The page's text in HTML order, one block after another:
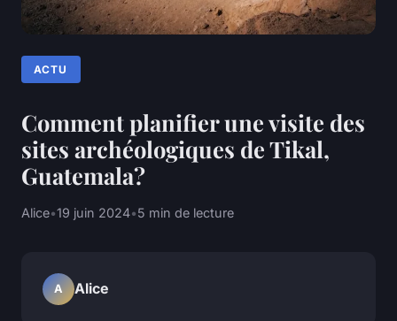
ACTU
Comment planifier une visite des
sites archéologiques de Tikal,
Guatemala?
Alice•19 juin 2024•5 min de lecture
A Alice